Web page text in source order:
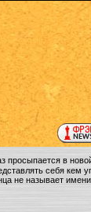
просыпается в
себя кем
не называет